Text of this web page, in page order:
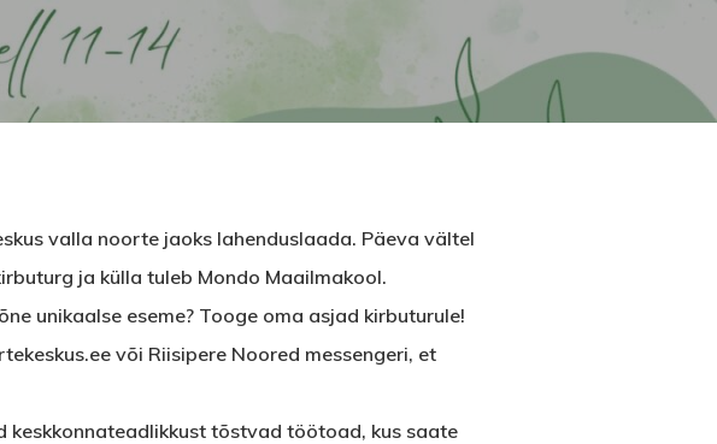
valla noorte jaoks lahenduslaada. Päeva vältel
ja külla tuleb Mondo Maailmakool.
unikaalse eseme? Tooge oma asjad kirbuturule!
või Riisipere Noored messengeri, et
keskkonnateadlikkust tõstvad töötoad, kus saate